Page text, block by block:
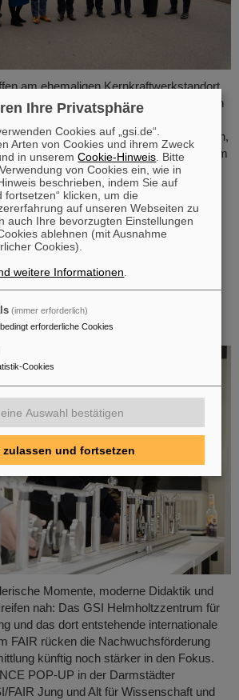
am ehemaligen Kernkraftwerkstandort
Boris Rhein laserbasierte Kernfusion
für eine saubere und wirtschaftliche
Auch Professor Thomas Nilsson,
Geschäftsführer von GSI und FAIR, nahm
unterzeichnete gemeinsam mit
aus Politk, Wirtschaft und
of Understanding (MoU) zur
in die Spitzenforschung:
UP von GSI/FAIR bringt
in die City
Momente, moderne Didaktik und
nah: Das GSI Helmholtzzentrum für
und das dort entstehende internationale
FAIR rücken die Nachwuchsförderung
künftig noch stärker in den Fokus.
POP-UP in der Darmstädter
FAIR Jung und Alt für Wissenschaft und
Ihre Privatsphäre
Cookies auf „gsi.de“.
Arten von Cookies und ihrem Zweck
in unseremCookie-Hinweis . Bitte
von Cookies ein, wie in
beschrieben, indem Sie auf
fortsetzen“ klicken, um die
auf unseren Webseiten zu
auch Ihre bevorzugten Einstellungen
ablehnen (mit Ausnahme
Cookies).
weitere Informationen
(immer erforderlich)
erforderliche Cookies
Cookies
Auswahl bestätigen
zulassen und fortsetzen